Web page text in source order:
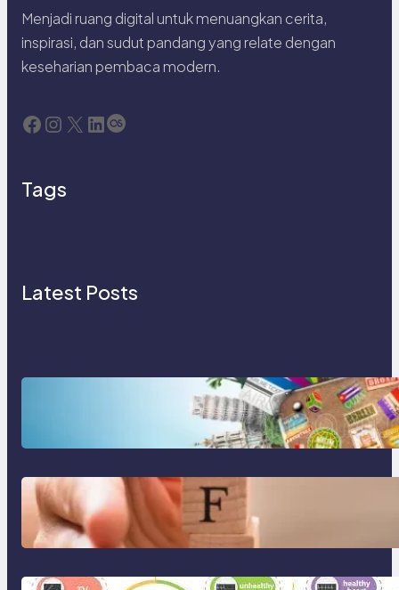
Menjadi ruang digital untuk menuangkan cerita,
inspirasi, dan sudut pandang yang relate dengan
keseharian pembaca modern.
Facebook Instagram X LinkedIn Last.fm
Tags
Latest Posts
Tren Traveling 2025: Liburan
Cerdas, Ramah Lingkungan, dan
Penuh Makna
Gaya Hidup Seimbang 2025:
Kesehatan Mental, Produktivitas,
dan Makna Hidup Baru